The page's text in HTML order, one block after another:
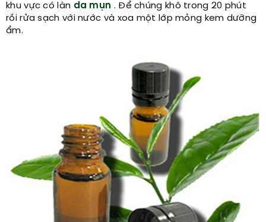
khu vực có làn da mụn . Để chúng khô trong 20 phút
rồi rửa sạch với nước và xoa một lớp mỏng kem dưỡng
ẩm.